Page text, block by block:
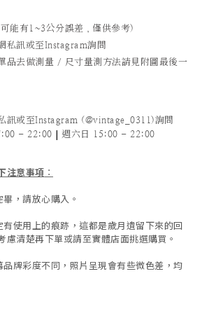
能有1~3公分誤差，僅供參考)
私訊或至Instagram詢問
品去做測量 / 尺寸量測方法請見附圖最後一
訊或至Instagram (@vintage_0311)詢問
- 22:00 | 週六日 15:00 - 22:00
注意事項 ：
，請放心購入。
使用上的痕跡，這都是歲月遺留下來的回
慮清楚再下單或請至實體店面挑選購買。
牌彩度不同，照片呈現會有些微色差，均